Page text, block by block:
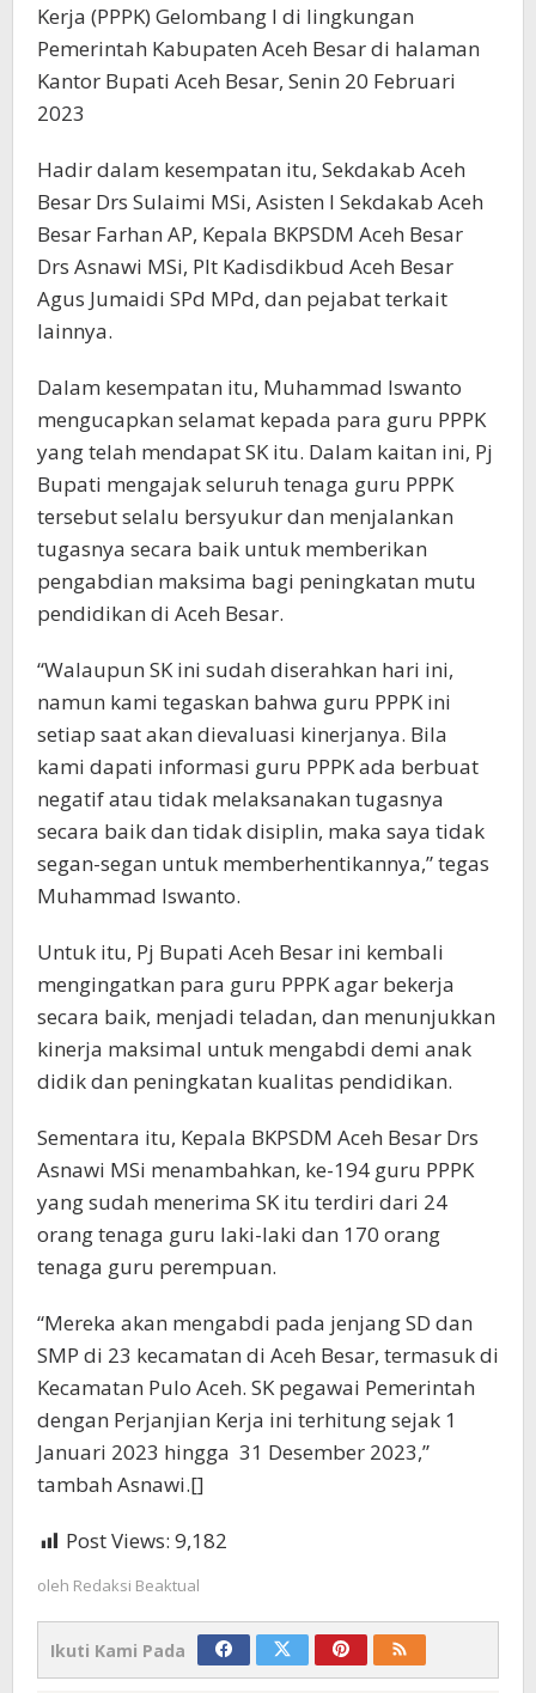
Kerja (PPPK) Gelombang I di lingkungan
Pemerintah Kabupaten Aceh Besar di halaman
Kantor Bupati Aceh Besar, Senin 20 Februari
2023
Hadir dalam kesempatan itu, Sekdakab Aceh
Besar Drs Sulaimi MSi, Asisten I Sekdakab Aceh
Besar Farhan AP, Kepala BKPSDM Aceh Besar
Drs Asnawi MSi, Plt Kadisdikbud Aceh Besar
Agus Jumaidi SPd MPd, dan pejabat terkait
lainnya.
Dalam kesempatan itu, Muhammad Iswanto
mengucapkan selamat kepada para guru PPPK
yang telah mendapat SK itu. Dalam kaitan ini, Pj
Bupati mengajak seluruh tenaga guru PPPK
tersebut selalu bersyukur dan menjalankan
tugasnya secara baik untuk memberikan
pengabdian maksima bagi peningkatan mutu
pendidikan di Aceh Besar.
“Walaupun SK ini sudah diserahkan hari ini,
namun kami tegaskan bahwa guru PPPK ini
setiap saat akan dievaluasi kinerjanya. Bila
kami dapati informasi guru PPPK ada berbuat
negatif atau tidak melaksanakan tugasnya
secara baik dan tidak disiplin, maka saya tidak
segan-segan untuk memberhentikannya,” tegas
Muhammad Iswanto.
Untuk itu, Pj Bupati Aceh Besar ini kembali
mengingatkan para guru PPPK agar bekerja
secara baik, menjadi teladan, dan menunjukkan
kinerja maksimal untuk mengabdi demi anak
didik dan peningkatan kualitas pendidikan.
Sementara itu, Kepala BKPSDM Aceh Besar Drs
Asnawi MSi menambahkan, ke-194 guru PPPK
yang sudah menerima SK itu terdiri dari 24
orang tenaga guru laki-laki dan 170 orang
tenaga guru perempuan.
“Mereka akan mengabdi pada jenjang SD dan
SMP di 23 kecamatan di Aceh Besar, termasuk di
Kecamatan Pulo Aceh. SK pegawai Pemerintah
dengan Perjanjian Kerja ini terhitung sejak 1
Januari 2023 hingga 31 Desember 2023,”
tambah Asnawi.[]
Post Views: 9,182
oleh Redaksi Beaktual
Ikuti Kami Pada